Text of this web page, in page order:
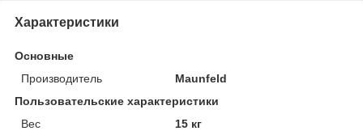
Характеристики
Основные
Производитель
Maunfeld
Пользовательские характеристики
Вес
15 кг